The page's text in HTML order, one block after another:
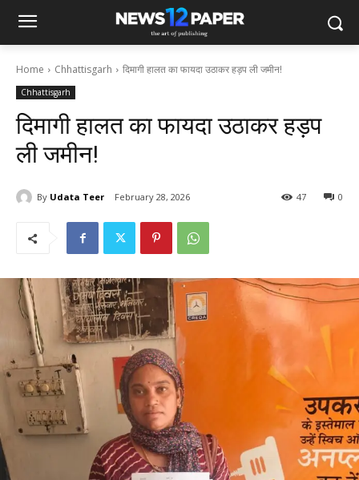
Home Chhattisgarh दिमागी हालत का फायदा उठाकर हड़प ली जमीन!
Chhattisgarh
दिमागी हालत का फायदा उठाकर हड़प
ली जमीन!
By Udata Teer February 28, 2026 0
47